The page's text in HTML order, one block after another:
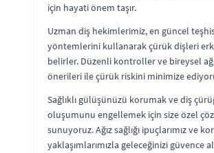
için hayati önem taşır.
Uzman diş hekimlerimiz, en güncel
yöntemlerini kullanarak çürük dişleri
belirler. Düzenli kontroller ve bireysel
önerileri ile çürük riskini minimize
Sağlıklı gülüşünüzü korumak ve diş
oluşumunu engellemek için size özel
sunuyoruz. Ağız sağlığı ipuçlarımız ve
yaklaşımlarımızla geleceğinizi güvence